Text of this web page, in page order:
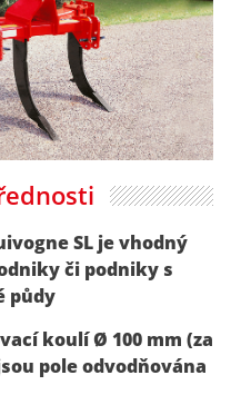
SL je vhodný
či podniky s
půdy
koulí Ø 100 mm (za
pole odvodňována